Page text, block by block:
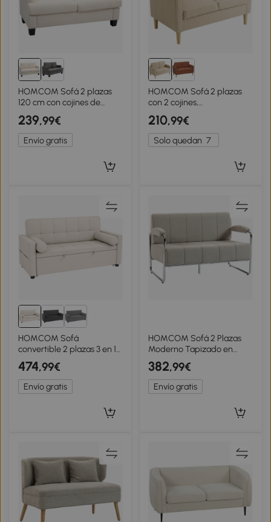
HOMCOM Sofá 2 plazas
120 cm con cojines de
respaldo extraíbles, tela
chenilla para sala,
habitación, oficina, Beige
239,99€
Envío gratis
HOMCOM Sofá 2 plazas
con 2 cojines,
almacenamiento patas de
madera maciza Loveseat
pequeño moderno pana
117 x 63 x 79 cm Beige
210,99€
Solo quedan 7
HOMCOM Sofá
convertible 2 plazas 3 en 1
sofá-cama con cama nido
doble respaldo regulable 2
cojines 80,5x137,5x84cm
beige
474,99€
Envío gratis
HOMCOM Sofá 2 Plazas
Moderno Tapizado en
Chenilla Beige, en Acero,
Espuma y Tablero
Multilaminado, 120x73x76
cm
382,99€
Envío gratis